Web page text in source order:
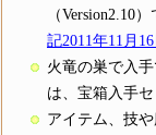
（Version2.10
記2011年11月16
火竜の巣で入
は、宝箱入手
アイテム、技